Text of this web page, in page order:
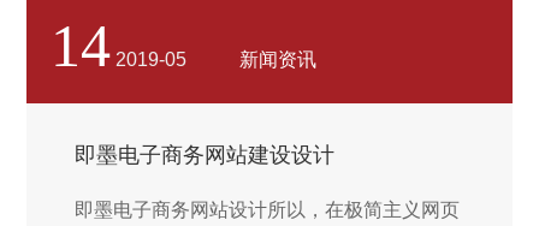
14 2019-05 新闻资讯
即墨电子商务网站建设设计
即墨电子商务网站设计所以，在极简主义网页